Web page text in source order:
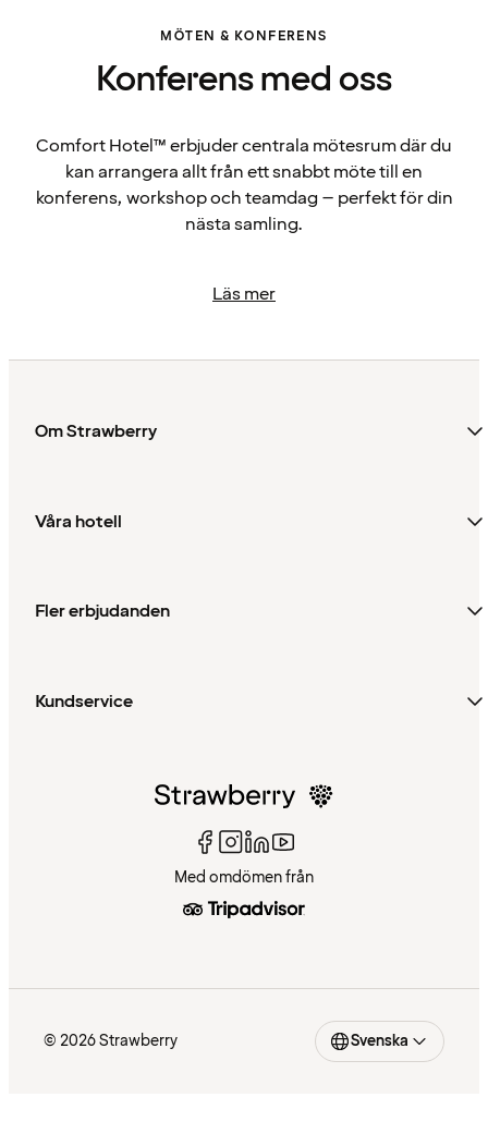
MÖTEN & KONFERENS
Konferens med oss
Comfort Hotel™ erbjuder centrala mötesrum där du
kan arrangera allt från ett snabbt möte till en
konferens, workshop och teamdag – perfekt för din
nästa samling.
Läs mer
Om Strawberry
Våra hotell
Fler erbjudanden
Kundservice
Med omdömen från
© 2026 Strawberry Svenska